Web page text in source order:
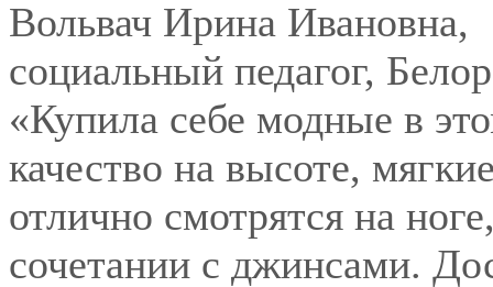
Вольвач Ирина Ивановна,
социальный педагог,
«Купила себе модные в
качество на высоте,
отлично смотрятся на
сочетании с джинсами.